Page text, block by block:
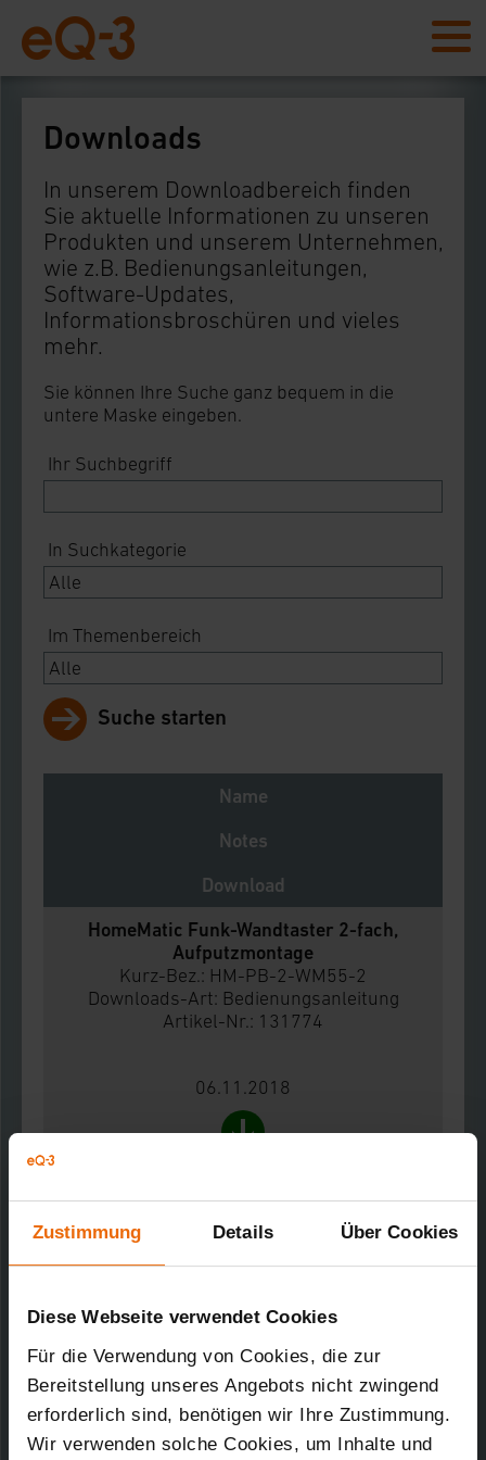
Zustimmung Details Über Cookies
Diese Webseite verwendet Cookies
Für die Verwendung von Cookies, die zur
Bereitstellung unseres Angebots nicht zwingend
erforderlich sind, benötigen wir Ihre Zustimmung.
Wir verwenden solche Cookies, um Inhalte und
Downloads
In unserem Downloadbereich finden
Sie aktuelle Informationen zu unseren
Produkten und unserem Unternehmen,
wie z.B. Bedienungsanleitungen,
Software-Updates,
Informationsbroschüren und vieles
mehr.
Sie können Ihre Suche ganz bequem in die
untere Maske eingeben.
Ihr Suchbegriff
In Suchkategorie
Im Themenbereich
Suche starten
Name
Notes
Download
HomeMatic Funk-Wandtaster 2-fach,
Aufputzmontage
Kurz-Bez.: HM-PB-2-WM55-2
Downloads-Art: Bedienungsanleitung
Artikel-Nr.: 131774
06.11.2018
HomeMatic Funk-Wandtaster 2-fach,
Kurz-Bez.: HM-PB-2-WM55-2
Artikel-Nr.: 131774
06.11.2018